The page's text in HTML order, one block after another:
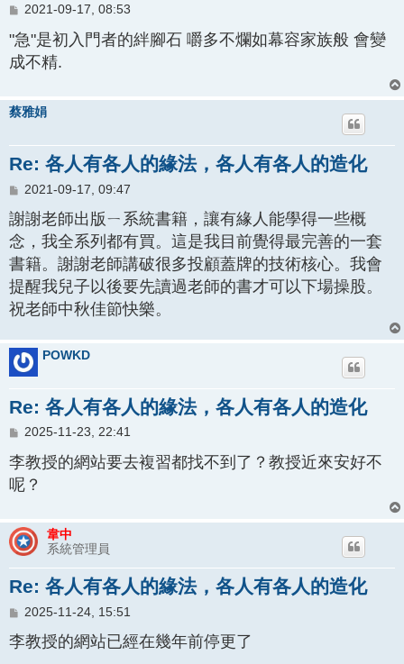
文
2021-09-17, 08:53
"急"是初入門者的絆腳石 嚼多不爛如幕容家族般 會變
成不精.
蔡雅娟
Re: 各人有各人的緣法，各人有各人的造化
文
2021-09-17, 09:47
謝謝老師出版ㄧ系統書籍，讓有緣人能學得一些概
念，我全系列都有買。這是我目前覺得最完善的一套
書籍。謝謝老師講破很多投顧蓋牌的技術核心。我會
提醒我兒子以後要先讀過老師的書才可以下場操股。
祝老師中秋佳節快樂。
POWKD
Re: 各人有各人的緣法，各人有各人的造化
文
2025-11-23, 22:41
李教授的網站要去複習都找不到了？教授近來安好不
呢？
韋中
系統管理員
Re: 各人有各人的緣法，各人有各人的造化
文
2025-11-24, 15:51
李教授的網站已經在幾年前停更了